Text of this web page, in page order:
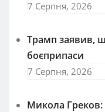
7 Серпня, 2026
Трамп заявив,
боєприпаси
7 Серпня, 2026
Микола